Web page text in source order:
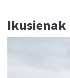
Ikusienak